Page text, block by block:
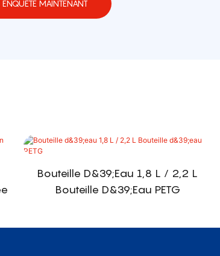
MAINTENANT
Bouteille D&39;eau 1,8 L / 2,2 L
Bouteille D&39;eau PETG